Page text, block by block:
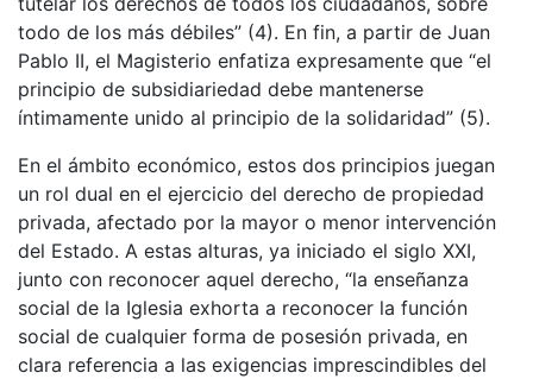
todo de los más débiles” (4). En fin, a partir de Juan
Pablo II, el Magisterio enfatiza expresamente que “el
principio de subsidiariedad debe mantenerse
íntimamente unido al principio de la solidaridad” (5).
En el ámbito económico, estos dos principios juegan
un rol dual en el ejercicio del derecho de propiedad
privada, afectado por la mayor o menor intervención
del Estado. A estas alturas, ya iniciado el siglo XXI,
junto con reconocer aquel derecho, “la enseñanza
social de la Iglesia exhorta a reconocer la función
social de cualquier forma de posesión privada, en
clara referencia a las exigencias imprescindibles del